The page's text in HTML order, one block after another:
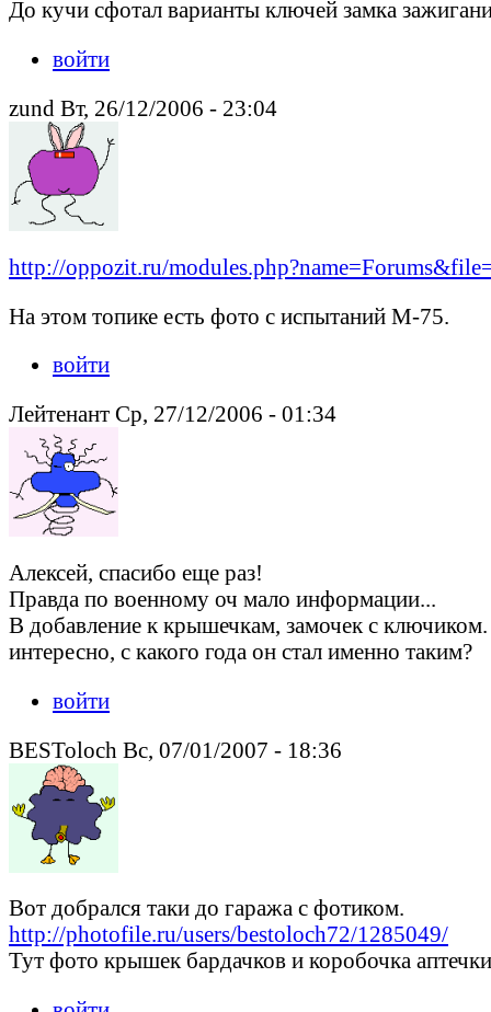
До кучи сфотал варианты ключей замка
войти
zund Вт, 26/12/2006 - 23:04
http://oppozit.ru/
На этом топике есть фото с испытаний М-75.
войти
Лейтенант Ср, 27/12/2006 - 01:34
Алексей, спасибо еще раз!
Правда по военному оч мало информации...
В добавление к крышечкам, замочек с ключиком.
интересно, с какого года он стал именно таким?
войти
BESToloch Вс, 07/01/2007 - 18:36
Вот добрался таки до гаража с фотиком.
http://photofile.ru/users/bestoloch72/1285049/
Тут фото крышек бардачков и коробочка